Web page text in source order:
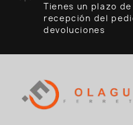
Tienes un plazo
recepción del
devoluciones